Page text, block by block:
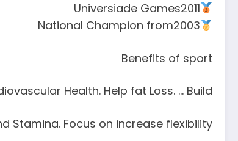
Universiade Games2011
National Champion from2003
Benefits of sport
Health. Help fat Loss. … Build
Stamina. Focus on increase flexibility